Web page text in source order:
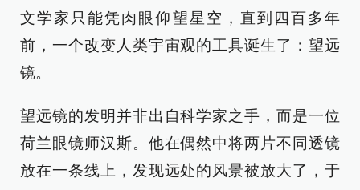
文学家只能凭肉眼仰望星空，直到四百多年
前，一个改变人类宇宙观的工具诞生了：望远
镜。
望远镜的发明并非出自科学家之手，而是一位
荷兰眼镜师汉斯。他在偶然中将两片不同透镜
放在一条线上，发现远处的风景被放大了，于